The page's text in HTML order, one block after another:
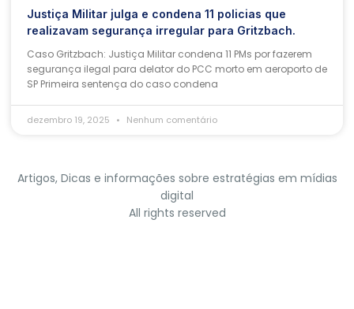
Justiça Militar julga e condena 11 policias que
realizavam segurança irregular para Gritzbach.
Caso Gritzbach: Justiça Militar condena 11 PMs por fazerem
segurança ilegal para delator do PCC morto em aeroporto de
SP Primeira sentença do caso condena
dezembro 19, 2025 Nenhum comentário
Artigos, Dicas e informações sobre estratégias em mídias
digital
All rights reserved